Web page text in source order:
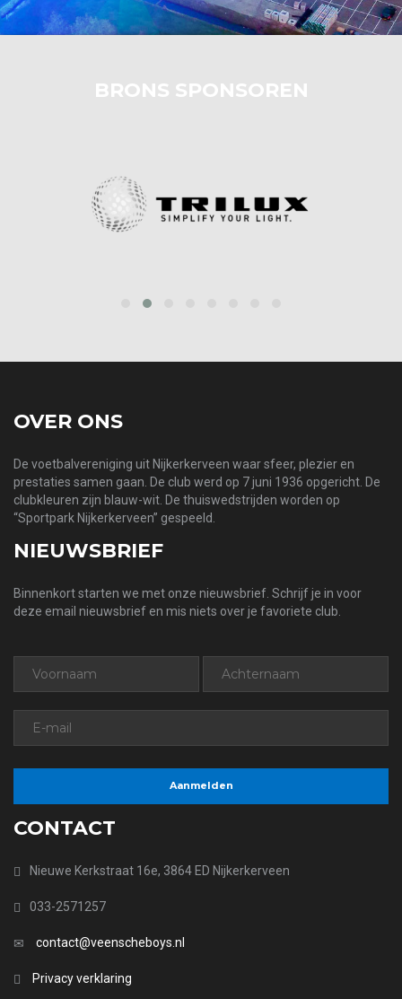
BRONS SPONSOREN
OVER ONS
De voetbalvereniging uit Nijkerkerveen waar sfeer, plezier en
prestaties samen gaan. De club werd op 7 juni 1936 opgericht. De
clubkleuren zijn blauw-wit. De thuiswedstrijden worden op
“Sportpark Nijkerkerveen” gespeeld.
NIEUWSBRIEF
Binnenkort starten we met onze nieuwsbrief. Schrijf je in voor
deze email nieuwsbrief en mis niets over je favoriete club.
CONTACT
Nieuwe Kerkstraat 16e, 3864 ED Nijkerkerveen
033-2571257
contact@veenscheboys.nl
Privacy verklaring